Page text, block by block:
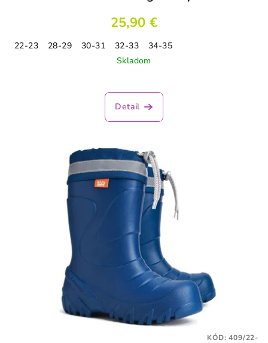
25,90 €
22-23 28-29 30-31 32-33
34-35
Skladom
hodnotenie
produktu
5
hviezdičiek.
Detail
KÓD:409/22-